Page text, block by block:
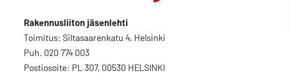
Rakennusliiton jäsenlehti
Toimitus: Siltasaarenkatu 4, Helsinki
Puh. 020 774 003
Postiosoite: PL 307, 00530 HELSINKI